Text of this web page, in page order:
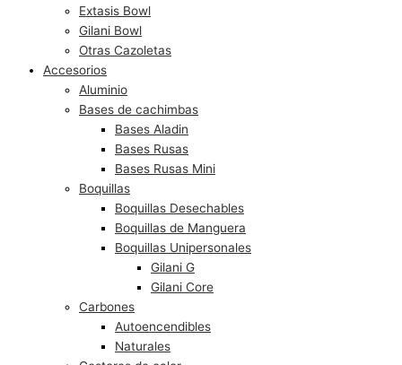
Extasis Bowl
Gilani Bowl
Otras Cazoletas
Accesorios
Aluminio
Bases de cachimbas
Bases Aladin
Bases Rusas
Bases Rusas Mini
Boquillas
Boquillas Desechables
Boquillas de Manguera
Boquillas Unipersonales
Gilani G
Gilani Core
Carbones
Autoencendibles
Naturales